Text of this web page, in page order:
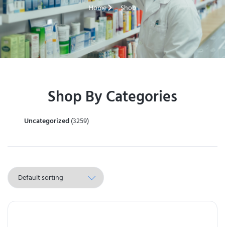
Home Shop
Shop By Categories
Uncategorized(3259)